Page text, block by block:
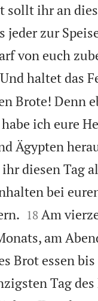
sollt ihr an
jeder zur
von euch
Und haltet das
Brote! Denn
ich eure
Ägypten
diesen Tag
bei


18 Am
am
Brot essen
Tag